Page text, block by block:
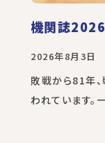
機関誌2026
2026年8月3日
敗戦から81年
われています。